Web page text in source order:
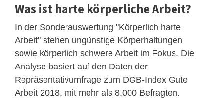
Was ist harte körperliche Arbeit?
In der Sonderauswertung "Körperlich harte
Arbeit" stehen ungünstige Körperhaltungen
sowie körperlich schwere Arbeit im Fokus. Die
Analyse basiert auf den Daten der
Repräsentativumfrage zum DGB-Index Gute
Arbeit 2018, mit mehr als 8.000 Befragten.